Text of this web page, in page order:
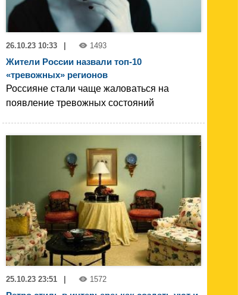
26.10.23 10:33 1493
Жители России назвали топ-10
«тревожных» регионов
Россияне стали чаще жаловаться на
появление тревожных состояний
25.10.23 23:51 1572